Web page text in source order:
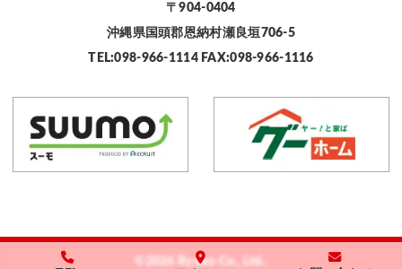
〒904-0404
沖縄県国頭郡恩納村瀬良垣706-5
TEL:098-966-1114 FAX:098-966-1116
©2026 Ryuko Co., Ltd..